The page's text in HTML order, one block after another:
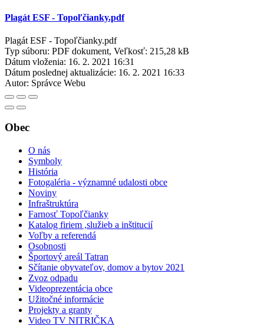
Plagát ESF - Topoľčianky.pdf
Plagát ESF - Topoľčianky.pdf
Typ súboru: PDF dokument, Veľkosť: 215,28 kB
Dátum vloženia: 16. 2. 2021 16:31
Dátum poslednej aktualizácie: 16. 2. 2021 16:33
Autor: Správce Webu
Obec
O nás
Symboly
História
Fotogaléria - významné udalosti obce
Noviny
Infraštruktúra
Farnosť Topoľčianky
Katalog firiem ,služieb a inštitucií
Voľby a referendá
Osobnosti
Športový areál Tatran
Sčítanie obyvateľov, domov a bytov 2021
Zvoz odpadu
Videoprezentácia obce
Užitočné informácie
Projekty a granty
Video TV NITRIČKA